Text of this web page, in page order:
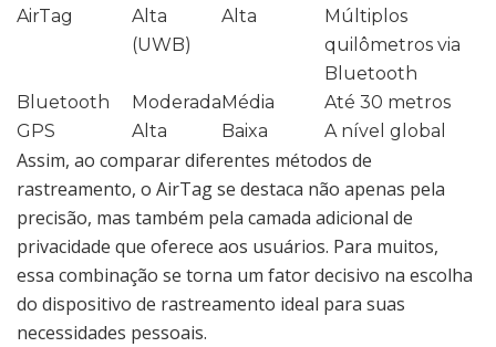
AirTag
Alta
(UWB)
Alta
Múltiplos
quilômetros via
Bluetooth
Bluetooth
ModeradaMédia
Até 30 metros
GPS
Alta Baixa A nível global
Assim, ao comparar diferentes métodos de
rastreamento, o AirTag se destaca não apenas pela
precisão, mas também pela camada adicional de
privacidade que oferece aos usuários. Para muitos,
essa combinação se torna um fator decisivo na escolha
do dispositivo de rastreamento ideal para suas
necessidades pessoais.